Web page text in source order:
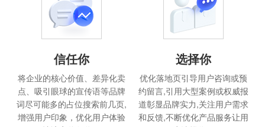
信任你
将企业的核心价值、差异化卖
点、吸引眼球的宣传语等品牌
词尽可能多的占位搜索前几页,
增强用户印象，优化用户体验
选择你
优化落地页引导用户咨询或预
约留言,引用大型案例或权威报
道彰显品牌实力,关注用户需求
和反馈,不断优化产品服务让用